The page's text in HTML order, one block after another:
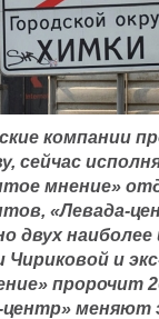
компании
сейчас
мнение»
«Левада-
двух
и
пророчит
меняют